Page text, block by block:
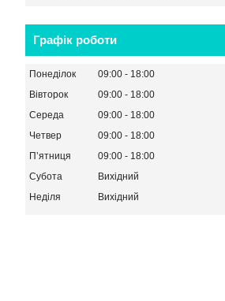
Графік роботи
Понеділок 09:00
18:00
Вівторок
09:00
18:00
Середа
09:00
18:00
Четвер
09:00
18:00
Пʼятниця
09:00
18:00
Субота
Вихідний
Неділя
Вихідний